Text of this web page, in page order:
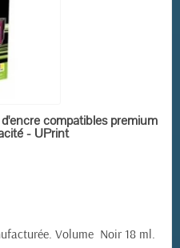
compatibles premium
- UPrint
Volume Noir 18 ml.